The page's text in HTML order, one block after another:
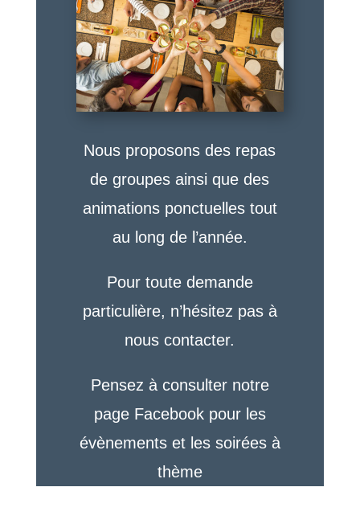
Nous proposons des repas
de groupes ainsi que des
animations ponctuelles tout
au long de l’année.
Pour toute demande
particulière, n’hésitez pas à
nous contacter.
Pensez à consulter notre
page Facebook pour les
évènements et les soirées à
thème